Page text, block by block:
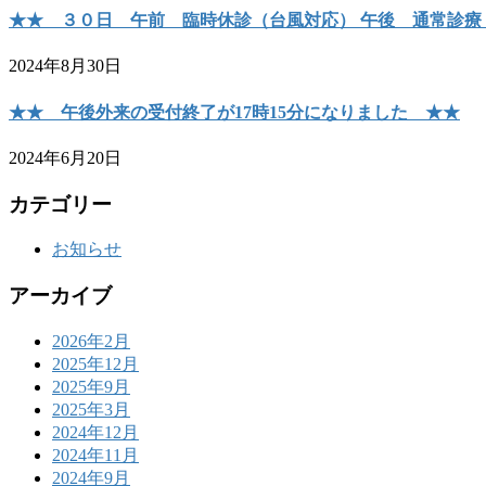
★★ ３０日 午前 臨時休診（台風対応） 午後 通常
2024年8月30日
★★ 午後外来の受付終了が17時15分になりました ★★
2024年6月20日
カテゴリー
お知らせ
アーカイブ
2026年2月
2025年12月
2025年9月
2025年3月
2024年12月
2024年11月
2024年9月